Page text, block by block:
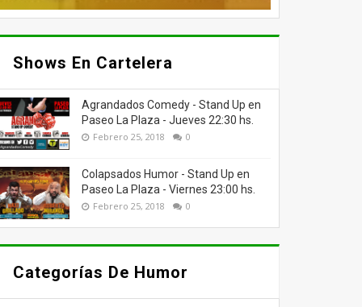
Shows En Cartelera
Agrandados Comedy - Stand Up en
Paseo La Plaza - Jueves 22:30 hs.
Febrero 25, 2018 0
Colapsados Humor - Stand Up en
Paseo La Plaza - Viernes 23:00 hs.
Febrero 25, 2018 0
Categorías De Humor